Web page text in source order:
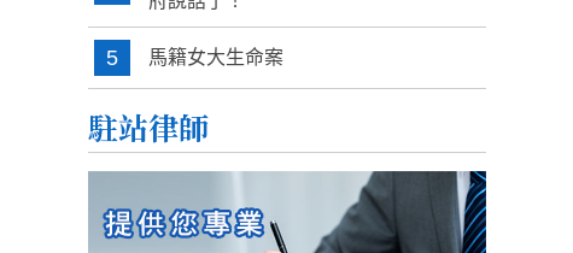
5 馬籍女大生命案
駐站律師